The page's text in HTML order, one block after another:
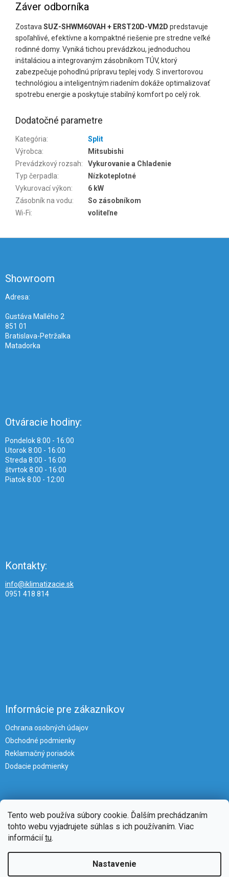
Tento web používa súbory cookie. Ďalším prechádzaním
tohto webu vyjadrujete súhlas s ich používaním. Viac
informáciítu.
Nastavenie
Záver odborníka
Zostava SUZ-SHWM60VAH + ERST20D-VM2D predstavuje
spoľahlivé, efektívne a kompaktné riešenie pre stredne veľké
rodinné domy. Vyniká tichou prevádzkou, jednoduchou
inštaláciou a integrovaným zásobníkom TÚV, ktorý
zabezpečuje pohodlnú prípravu teplej vody. S invertorovou
technológiou a inteligentným riadením dokáže optimalizovať
spotrebu energie a poskytuje stabilný komfort po celý rok.
Dodatočné parametre
Kategória:
Split
Výrobca:
Mitsubishi
Prevádzkový rozsah:
Vykurovanie a Chladenie
Typ čerpadla:
Nízkoteplotné
Vykurovací výkon:
6 kW
Zásobník na vodu:
So zásobníkom
Wi-Fi: voliteľne
Showroom
Adresa:
Gustáva Mallého 2
851 01
Bratislava-Petržalka
Matadorka
Otváracie hodiny:
Pondelok 8:00 - 16:00
Utorok 8:00 - 16:00
Streda 8:00 - 16:00
štvrtok 8:00 - 16:00
Piatok 8:00 - 12:00
Kontakty:
info@iklimatizacie.sk
0951 418 814
Informácie pre zákazníkov
Ochrana osobných údajov
Obchodné podmienky
Reklamačný poriadok
Dodacie podmienky